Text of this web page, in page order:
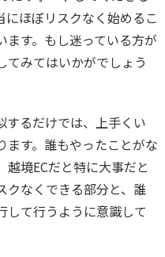
ほぼリスクなく始めるこ
ます。もし迷っている方が
てみてはいかがでしょう
るだけでは、上手くい
ます。誰もやったことがな
境ECだと特に大事だと
クなくできる部分と、誰
して行うように意識して